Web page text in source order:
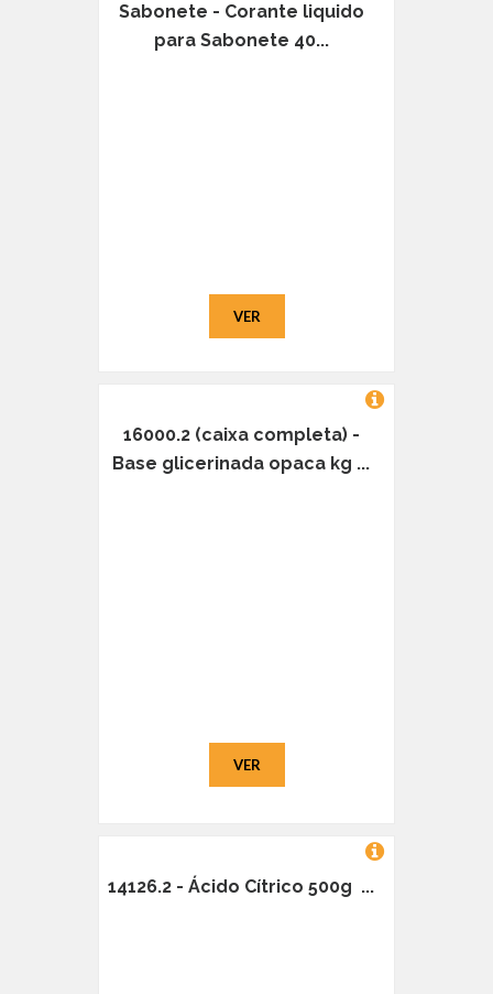
Sabonete - Corante liquido
para Sabonete 40...
VER
16000.2 (caixa completa) -
Base glicerinada opaca kg ...
VER
14126.2 - Ácido Cítrico 500g ...